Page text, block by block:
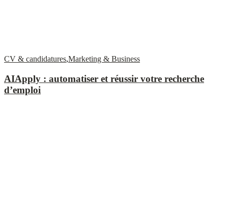
CV & candidatures,Marketing & Business
AIApply : automatiser et réussir votre recherche
d’emploi